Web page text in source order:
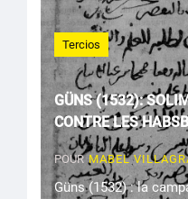
Tercios
GÜNS (1532):
CONTRE LES
POUR MABEL
Güns (1532) : la